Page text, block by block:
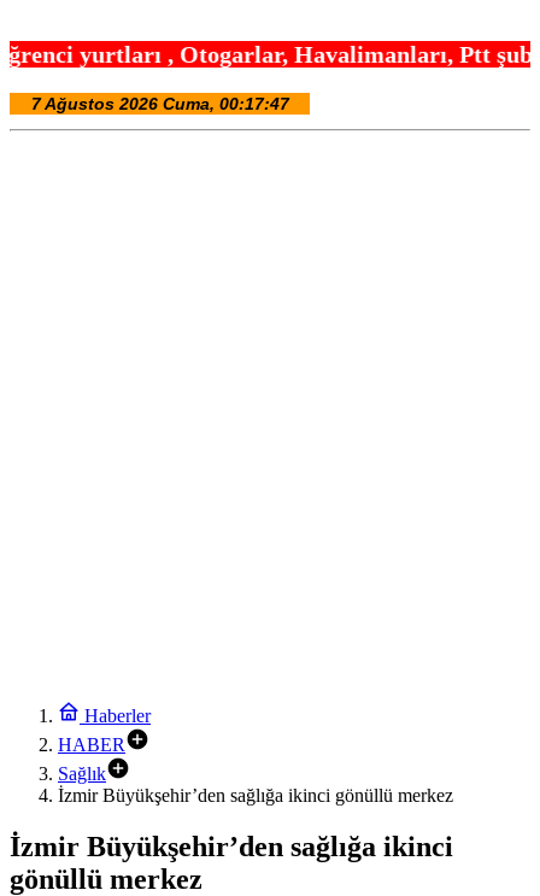
, Otogarlar, Havalimanları, Ptt şubeleri ,
Haberler
HABER
Sağlık
İzmir Büyükşehir’den sağlığa ikinci gönüllü merkez
İzmir Büyükşehir’den sağlığa ikinci
gönüllü merkez